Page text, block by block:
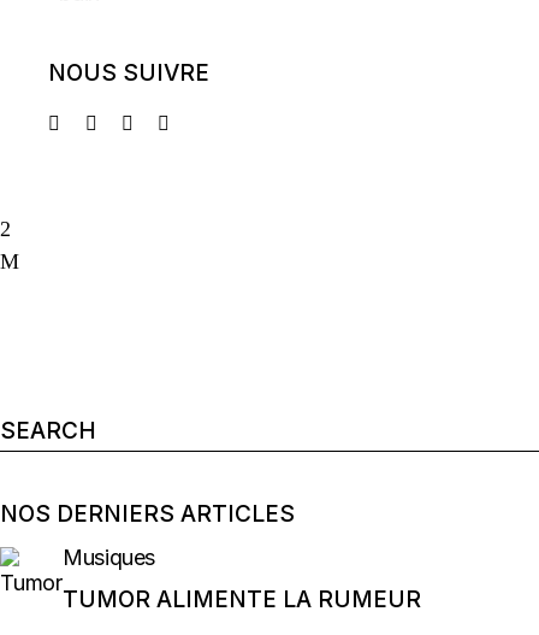
NOUS SUIVRE
Search
for:
NOS DERNIERS ARTICLES
Musiques
TUMOR ALIMENTE LA RUMEUR